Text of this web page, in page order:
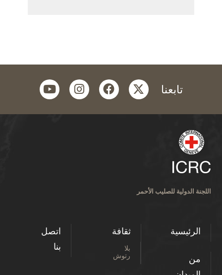
تابعنا twitter
facebook
instagram
youtube
اللجنة الدولية للصليب الأحمر
الرئيسية
من
ثقافة
بلا
رتوش
اتصل
بنا